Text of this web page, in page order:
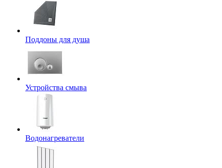
Поддоны для душа
Устройства смыва
Водонагреватели